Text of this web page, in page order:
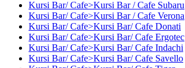
Kursi Bar/ Cafe>Kursi Bar / Cafe Subaru
Kursi Bar/ Cafe>Kursi Bar / Cafe Verona
Kursi Bar/ Cafe>Kursi Bar/ Cafe Donati
Kursi Bar/ Cafe>Kursi Bar/ Cafe Ergotec
Kursi Bar/ Cafe>Kursi Bar/ Cafe Indachi
Kursi Bar/ Cafe>Kursi Bar/ Cafe Savello